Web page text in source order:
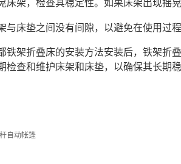
床架，检查其稳定性。如果床架出现摇
与床垫之间没有间隙，以避免在使用过
铁架折叠床的安装方法安装后，铁架折
检查和维护床架和床垫，以确保其长期
自动帐篷